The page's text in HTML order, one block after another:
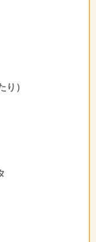
り）
データ